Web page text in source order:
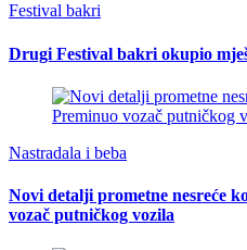
Festival bakri
Drugi Festival bakri okupio
Nastradala i beba
Novi detalji prometne nesreće
vozač putničkog vozila